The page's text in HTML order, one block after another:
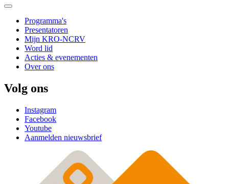
Programma's
Presentatoren
Mijn KRO-NCRV
Word lid
Acties & evenementen
Over ons
Volg ons
Instagram
Facebook
Youtube
Aanmelden nieuwsbrief